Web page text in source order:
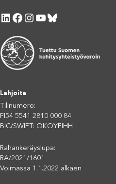
LinkedIn Facebook Instagram YouTube Bluesky
Lahjoita
Tilinumero:
FI54 5541 2810 000 84
BIC/SWIFT: OKOYFIHH
Rahankeräyslupa:
RA/2021/1601
Voimassa 1.1.2022 alkaen